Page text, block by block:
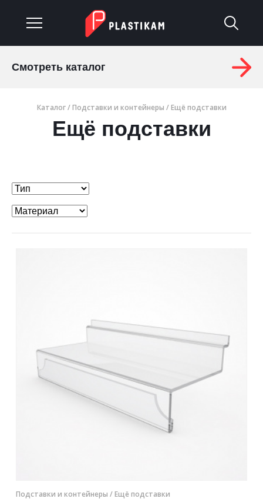
Каталог
Услуги
Материалы
Отправить заявку
Смотреть каталог
Каталог/Подставки и контейнеры / Ещё подставки
Ещё подставки
Подставки и контейнеры / Ещё подставки